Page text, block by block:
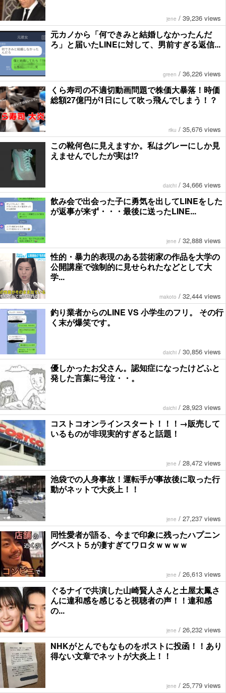
jene / 39,236 views
元カノから「何できみと結婚しなかったんだ
ろ」と届いたLINEに対して、男前すぎる返信...
green / 36,226 views
くら寿司の不適切動画問題で株価大暴落！時価
総額27億円が1日にして吹っ飛んでしまう！？
riku / 35,676 views
この靴何色に見えますか。私はグレーにしか見
えませんでしたが実は!?
daichi / 34,666 views
飲み会で出会った子に勇気を出してLINEをした
が返事が来ず・・・最後に送ったLINE...
jene / 32,888 views
性的・暴力的表現のある芸術家の作品を大学の
公開講座で強制的に見せられたなどとして大
学...
makoto / 32,444 views
釣り業者からのLINE VS 小学生のフリ。 その行
く末が爆笑です。
daichi / 30,856 views
優しかったお父さん。認知症になったけどふと
発した言葉に号泣・・。
daichi / 28,923 views
コストコオンラインスタート！！！→販売して
いるものが非現実的すぎると話題！
jene / 28,472 views
池袋での人身事故！運転手が事故後に取った行
動がネットで大炎上！！
jene / 27,237 views
同性愛者が語る、今まで印象に残ったハプニン
グベスト５が凄すぎてワロタｗｗｗｗ
jene / 26,613 views
ぐるナイで共演した山崎賢人さんと土屋太鳳さ
んに違和感を感じると視聴者の声！！違和感
の...
jene / 26,232 views
NHKがとんでもなものをポストに投函！！あり
得ない文章でネットが大炎上！！
jene / 25,779 views